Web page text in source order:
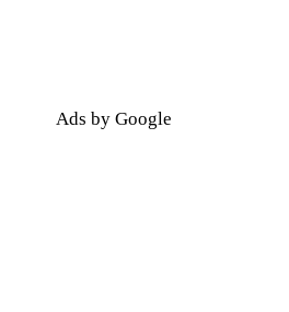
Ads by Google